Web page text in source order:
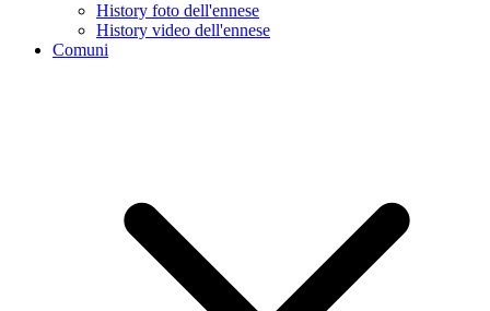
History foto dell'ennese
History video dell'ennese
Comuni